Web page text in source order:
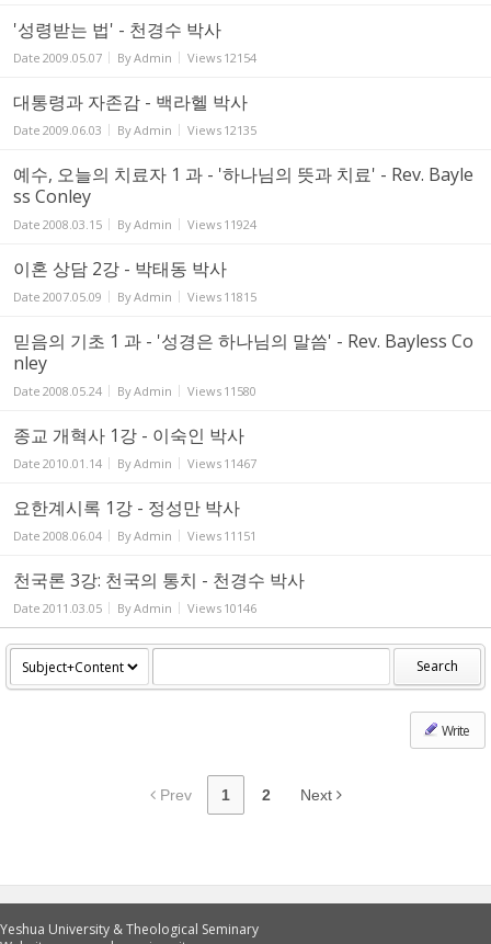
'성령받는 법' - 천경수 박사
Date 2009.05.07 ByAdmin Views 12154
대통령과 자존감 - 백라헬 박사
Date 2009.06.03 ByAdmin Views 12135
예수, 오늘의 치료자 1 과 - '하나님의 뜻과 치료' - Rev. Bayle
ss Conley
Date 2008.03.15 ByAdmin Views 11924
이혼 상담 2강 - 박태동 박사
Date 2007.05.09 ByAdmin Views 11815
믿음의 기초 1 과 - '성경은 하나님의 말씀' - Rev. Bayless Co
nley
Date 2008.05.24 ByAdmin Views 11580
종교 개혁사 1강 - 이숙인 박사
Date 2010.01.14 ByAdmin Views 11467
요한계시록 1강 - 정성만 박사
Date 2008.06.04 ByAdmin Views 11151
천국론 3강: 천국의 통치 - 천경수 박사
Date 2011.03.05 ByAdmin Views 10146
Search
Write
Prev 1 2 Next
Yeshua University & Theological Seminary